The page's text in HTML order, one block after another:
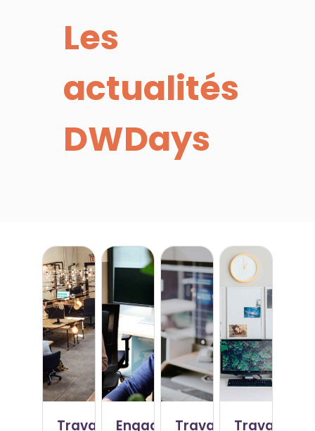
Les
actualités
DWDays
Travail Engagement
Travail Travail